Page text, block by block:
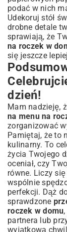
podać w nich
Udekoruj stół
drobne detale
sprawiają, że
na roczek w
się jeszcze
dzień!
Mam nadzieję,
na menu na
zorganizować
Pamiętaj, że to
kulinarny. To
życia Twojego
oceniał, czy
równe. Liczy
wspólnie
perfekcji. Dąż
sprawdzone
roczek w domu
partnera lub
wyjątkową